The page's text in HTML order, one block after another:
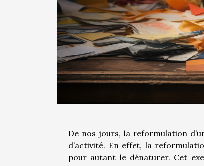
De nos jours, la reformulation
d’activité. En effet, la
pour autant le dénaturer. Cet